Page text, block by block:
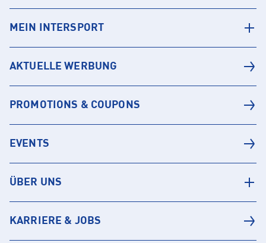
MEIN INTERSPORT
AKTUELLE WERBUNG
PROMOTIONS & COUPONS
EVENTS
ÜBER UNS
KARRIERE & JOBS